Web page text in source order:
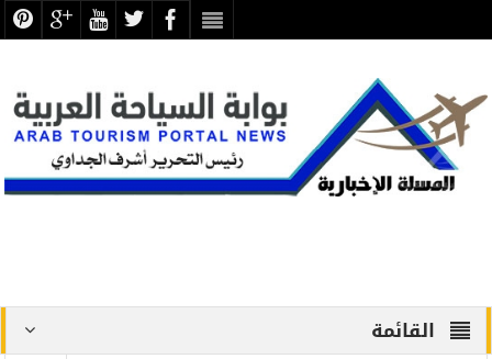
القائمة